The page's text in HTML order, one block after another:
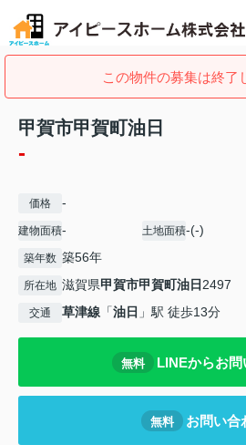
この物件の募集は終了
甲賀市甲賀町油日
-
価格 -
建物面積- 土地面積-(-)
築年数 築56年
所在地 滋賀県甲賀市甲賀町油日 2497
交通 草津線 「油日 」駅 徒歩13分
無料 LINEからお問
無料 お問い合